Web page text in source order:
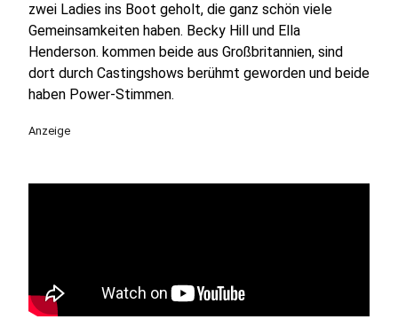
zwei Ladies ins Boot geholt, die ganz schön viele
Gemeinsamkeiten haben. Becky Hill und Ella
Henderson. kommen beide aus Großbritannien, sind
dort durch Castingshows berühmt geworden und beide
haben Power-Stimmen.
Anzeige